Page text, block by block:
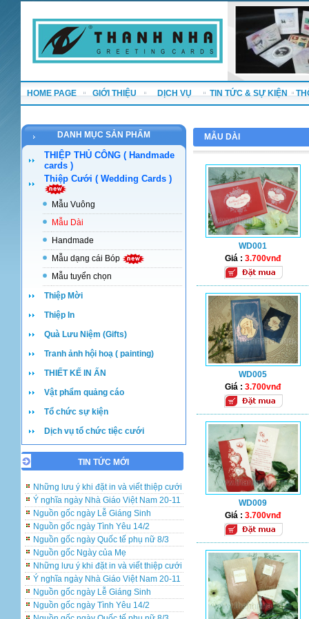
HOME PAGE GIỚI THIỆU DỊCH VỤ TIN TỨC & SỰ KIỆN
DANH MỤC SẢN PHẨM
THIỆP THỦ CÔNG ( Handmade
cards )
Thiệp Cưới ( Wedding Cards )
Mẫu Vuông
Mẫu Dài
Handmade
Mẫu dạng cái Bóp
Mẫu tuyển chọn
Thiệp Mời
Thiệp In
Quà Lưu Niệm (Gifts)
Tranh ảnh hội hoạ ( painting)
THIẾT KẾ IN ẤN
Vật phẩm quảng cáo
Tổ chức sự kiện
Dịch vụ tổ chức tiệc cưới
TIN TỨC MỚI
Những lưu ý khi đặt in và viết thiệp cưới
Ý nghĩa ngày Nhà Giáo Việt Nam 20-11
Nguồn gốc ngày Lễ Giáng Sinh
Nguồn gốc ngày Tình Yêu 14/2
Nguồn gốc ngày Quốc tế phụ nữ 8/3
Nguồn gốc Ngày của Mẹ
Những lưu ý khi đặt in và viết thiệp cưới
Ý nghĩa ngày Nhà Giáo Việt Nam 20-11
Nguồn gốc ngày Lễ Giáng Sinh
Nguồn gốc ngày Tình Yêu 14/2
Nguồn gốc ngày Quốc tế phụ nữ 8/3
MẪU DÀI
WD001
Giá :3.700vnđ
WD005
Giá :3.700vnđ
WD009
Giá :3.700vnđ